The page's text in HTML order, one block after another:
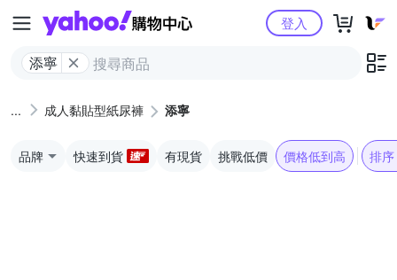
Yahoo購物中心
添寧
登入
成人黏貼型紙尿褲 添寧
品牌 快速到貨 有現貨 挑戰低價 價格低到高 排序